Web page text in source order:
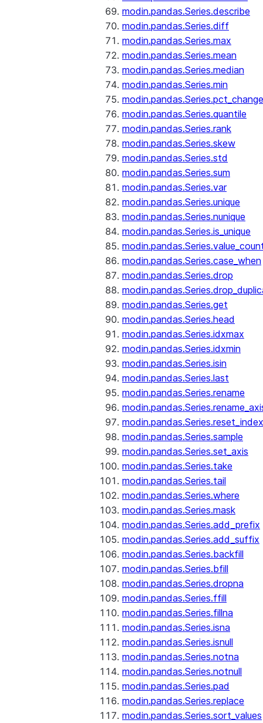
modin.pandas.Series.describe
modin.pandas.Series.diff
modin.pandas.Series.max
modin.pandas.Series.mean
modin.pandas.Series.median
modin.pandas.Series.min
modin.pandas.Series.pct_change
modin.pandas.Series.quantile
modin.pandas.Series.rank
modin.pandas.Series.skew
modin.pandas.Series.std
modin.pandas.Series.sum
modin.pandas.Series.var
modin.pandas.Series.unique
modin.pandas.Series.nunique
modin.pandas.Series.is_unique
modin.pandas.Series.case_when
modin.pandas.Series.drop
modin.pandas.Series.get
modin.pandas.Series.head
modin.pandas.Series.idxmax
modin.pandas.Series.idxmin
modin.pandas.Series.isin
modin.pandas.Series.last
modin.pandas.Series.rename
modin.pandas.Series.reset_index
modin.pandas.Series.sample
modin.pandas.Series.set_axis
modin.pandas.Series.take
modin.pandas.Series.tail
modin.pandas.Series.where
modin.pandas.Series.mask
modin.pandas.Series.add_prefix
modin.pandas.Series.add_suffix
modin.pandas.Series.backfill
modin.pandas.Series.bfill
modin.pandas.Series.dropna
modin.pandas.Series.ffill
modin.pandas.Series.fillna
modin.pandas.Series.isna
modin.pandas.Series.isnull
modin.pandas.Series.notna
modin.pandas.Series.notnull
modin.pandas.Series.pad
modin.pandas.Series.replace
modin.pandas.Series.sort_values